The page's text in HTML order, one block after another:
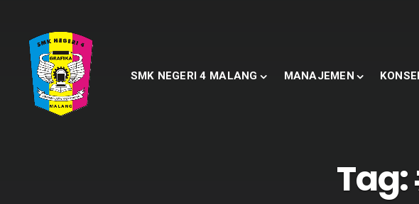
SMK NEGERI 4 MALANG MANAJEMEN
Tag: